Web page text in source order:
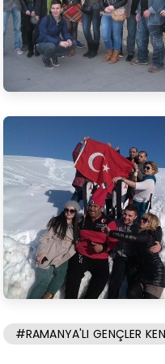
#RAMANYA'LI GENÇLER